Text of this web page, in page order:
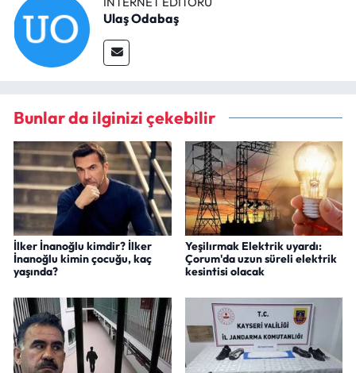
Ulaş Odabaş
Bunlar da ilginizi çekebilir
İlker İnanoğlu kimdir? İlker
İnanoğlu kimin çocuğu, kaç
yaşında?
Yeşilırmak Elektrik uyardı:
Çorum'da uzun süreli elektrik
kesintisi olacak
Siyaset
Spor
Turizm
Uğurludağ Haberleri
Yaşam
Yayla Haber
Yemek Tarifleri
Yerel Haberler